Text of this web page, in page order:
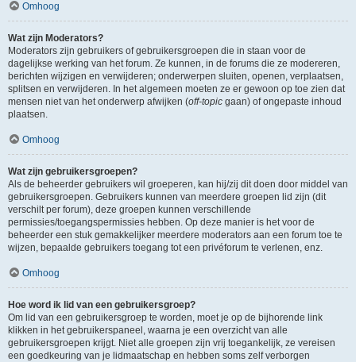
Omhoog
Wat zijn Moderators?
Moderators zijn gebruikers of gebruikersgroepen die in staan voor de
dagelijkse werking van het forum. Ze kunnen, in de forums die ze modereren,
berichten wijzigen en verwijderen; onderwerpen sluiten, openen, verplaatsen,
splitsen en verwijderen. In het algemeen moeten ze er gewoon op toe zien dat
mensen niet van het onderwerp afwijken (off-topic gaan) of ongepaste inhoud
plaatsen.
Omhoog
Wat zijn gebruikersgroepen?
Als de beheerder gebruikers wil groeperen, kan hij/zij dit doen door middel van
gebruikersgroepen. Gebruikers kunnen van meerdere groepen lid zijn (dit
verschilt per forum), deze groepen kunnen verschillende
permissies/toegangspermissies hebben. Op deze manier is het voor de
beheerder een stuk gemakkelijker meerdere moderators aan een forum toe te
wijzen, bepaalde gebruikers toegang tot een privéforum te verlenen, enz.
Omhoog
Hoe word ik lid van een gebruikersgroep?
Om lid van een gebruikersgroep te worden, moet je op de bijhorende link
klikken in het gebruikerspaneel, waarna je een overzicht van alle
gebruikersgroepen krijgt. Niet alle groepen zijn vrij toegankelijk, ze vereisen
een goedkeuring van je lidmaatschap en hebben soms zelf verborgen